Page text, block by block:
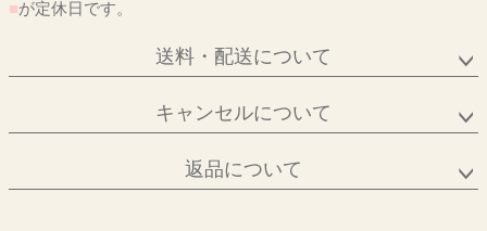
■が定休日です。
送料・配送について
キャンセルについて
返品について